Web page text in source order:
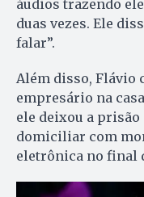
áudios trazendo
duas vezes. Ele
falar”.
Além disso, Flávio
empresário na
ele deixou a
domiciliar com
eletrônica no final